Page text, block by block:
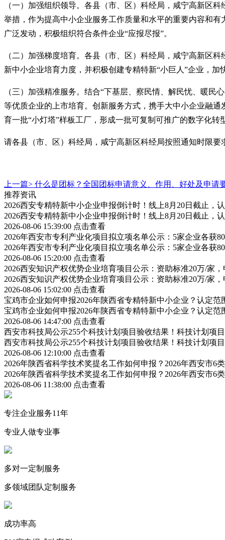
（一）加强组织领导。各县（市、区）科经局，咸宁高新区
举措，作为提高中小企业服务工作质量和水平的重要内容和
广泛发动，积极组织符合条件企业“应报尽报”。
（二）加强梯度培育。各县（市、区）科经局，咸宁高新区
新中小企业培育力度，并积极创建专精特新“小巨人”企业，加
（三）加强精准服务。结合“下基层、察民情、解民忧、暖民
等优质企业的上市培育。创新服务方式，携手大中小企业融
育一批“小灯塔”样板工厂，形成一批可复制可推广的数字化
请各县（市、区）科经局，咸宁高新区科经局按照通知时限
上一篇> 什么是团标？全国团标申请意义、作用、好处及申请
推荐资讯
2026西安专精特新中小企业申报倒计时！线上8月20日截止，
2026西安专精特新中小企业申报倒计时！线上8月20日截止，
2026-08-06 15:39:00 点击查看
2026年西安市专利产业化项目拟立项名单公示：5家企业各获
2026年西安市专利产业化项目拟立项名单公示：5家企业各获
2026-08-06 15:20:00 点击查看
2026西安知识产权优势企业培育项目公示：资助标准20万/家
2026西安知识产权优势企业培育项目公示：资助标准20万/家
2026-08-06 15:02:00 点击查看
宝鸡市企业如何申报2026年陕西省专精特新中小企业？认定
宝鸡市企业如何申报2026年陕西省专精特新中小企业？认定
2026-08-06 14:47:00 点击查看
西安市科技局公示255个科技计划项目验收结果！科技计划项
西安市科技局公示255个科技计划项目验收结果！科技计划项
2026-08-06 12:10:00 点击查看
2026年陕西省科学技术奖提名工作如何申报？2026年西安市6
2026年陕西省科学技术奖提名工作如何申报？2026年西安市6
2026-08-06 11:38:00 点击查看
专注企业服务11年
专业人做专业事
多对一定制服务
多领域团队定制服务
成功率高